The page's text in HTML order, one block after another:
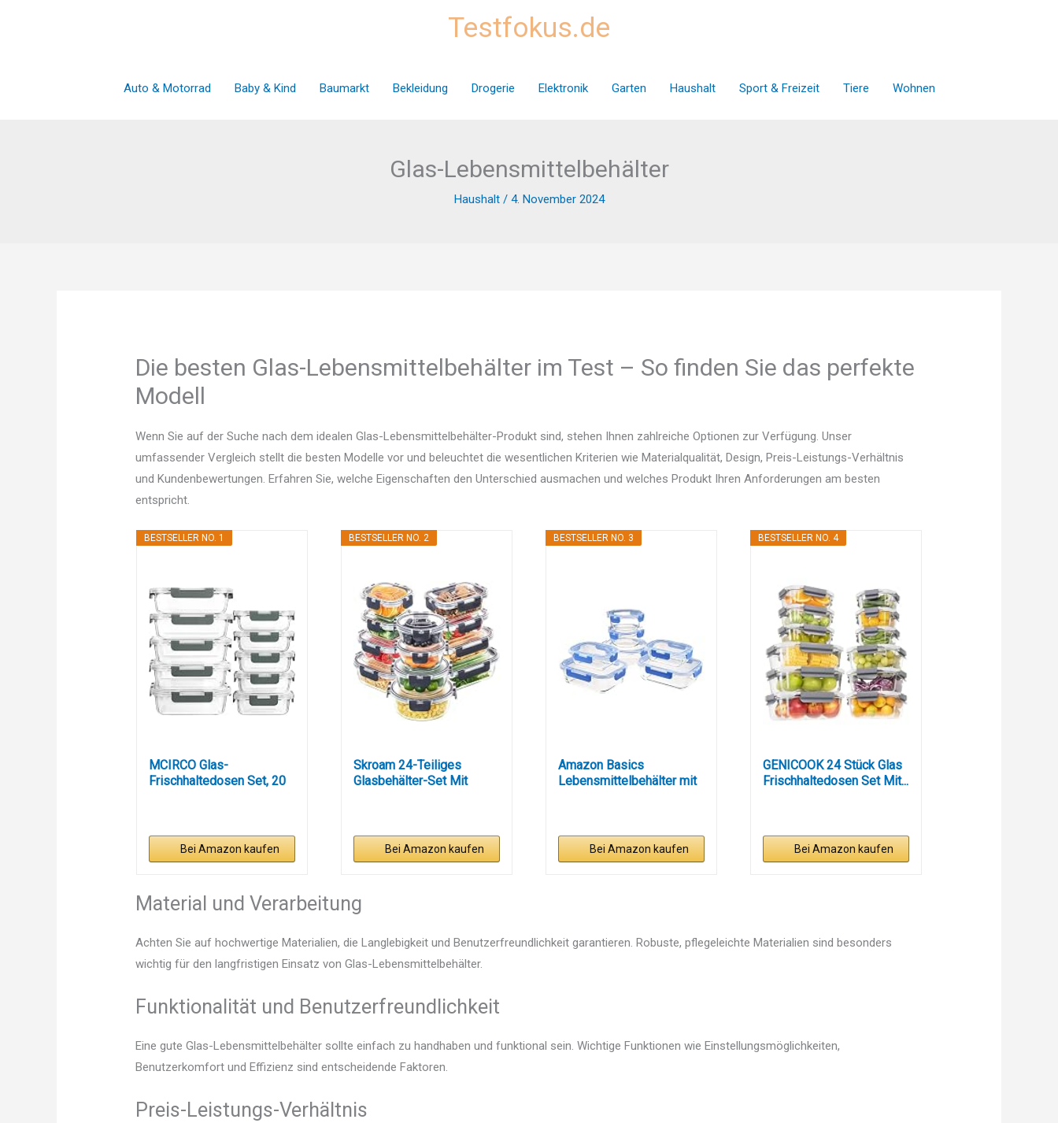
Testfokus.de
Auto & Motorrad Baby & Kind Baumarkt Bekleidung Drogerie Elektronik Garten Haushalt Sport & Freizeit Tiere Wohnen
Glas-Lebensmittelbehälter
Haushalt/ 4. November 2024
Die besten Glas-Lebensmittelbehälter im Test – So finden Sie das perfekte
Modell
Wenn Sie auf der Suche nach dem idealen Glas-Lebensmittelbehälter-Produkt sind, stehen Ihnen zahlreiche Optionen zur Verfügung. Unser
umfassender Vergleich stellt die besten Modelle vor und beleuchtet die wesentlichen Kriterien wie Materialqualität, Design, Preis-Leistungs-Verhältnis
und Kundenbewertungen. Erfahren Sie, welche Eigenschaften den Unterschied ausmachen und welches Produkt Ihren Anforderungen am besten
entspricht.
BESTSELLER NO. 1
MCIRCO Glas-
Frischhaltedosen Set, 20
Bei Amazon kaufen
BESTSELLER NO. 2
Skroam 24-Teiliges
Glasbehälter-Set Mit
Bei Amazon kaufen
BESTSELLER NO. 3
Amazon Basics
Lebensmittelbehälter mit
Bei Amazon kaufen
BESTSELLER NO. 4
GENICOOK 24 Stück Glas
Frischhaltedosen Set Mit...
Bei Amazon kaufen
Material und Verarbeitung
Achten Sie auf hochwertige Materialien, die Langlebigkeit und Benutzerfreundlichkeit garantieren. Robuste, pflegeleichte Materialien sind besonders
wichtig für den langfristigen Einsatz von Glas-Lebensmittelbehälter.
Funktionalität und Benutzerfreundlichkeit
Eine gute Glas-Lebensmittelbehälter sollte einfach zu handhaben und funktional sein. Wichtige Funktionen wie Einstellungsmöglichkeiten,
Benutzerkomfort und Effizienz sind entscheidende Faktoren.
Preis-Leistungs-Verhältnis